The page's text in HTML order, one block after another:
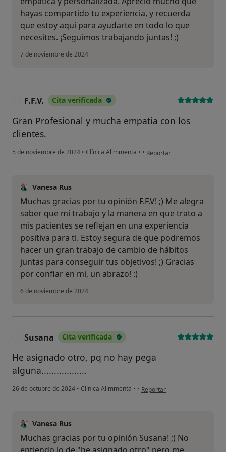
hayas compartido tu experiencia, y recuerda
que estoy aquí para ayudarte en todo lo que
necesites. ¡Seguimos trabajando juntas! ;)
7 de noviembre de 2024
F.F.V. Cita verificada
Gran Profesional y mucha empatia con los
clientes.
5 de noviembre de 2024 • Clínica Alimmenta • • en opinión del usuario F.F.V.
Reportar
Vanesa Rus
Muchas gracias por tu opinión F.F.V! ;) Me alegra
saber que mi trabajo y la manera en que trato a
mis pacientes se reflejan en una experiencia
positiva para ti. Estoy segura de que podremos
hacer un gran trabajo de cambio de hábitos
juntas para conseguir tus objetivos! ;) Gracias
por confiar en mi, un abrazo! :)
6 de noviembre de 2024
Susana Cita verificada
He asignado otro, pq no hay pega
alguna..................
26 de octubre de 2024 • Clínica Alimmenta • • en opinión del usuario Susana
Reportar
Vanesa Rus
Muchas gracias por tu opinión Susana! ;) No